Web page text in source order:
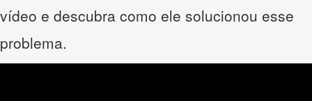
vídeo e descubra como ele solucionou esse
problema.